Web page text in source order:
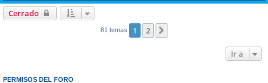
Cerrado
81 temas 1 2
Ir a
PERMISOS DEL FORO